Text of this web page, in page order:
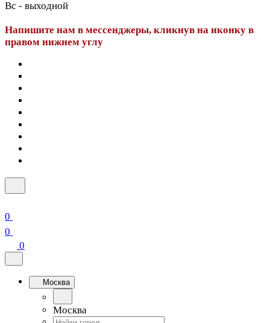
Вс - выходной
Напишите нам в мессенджеры, кликнув на иконку в
правом нижнем углу
0
0
0
Москва
Москва